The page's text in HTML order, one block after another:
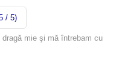
/ 5)
mie şi mă întrebam cu